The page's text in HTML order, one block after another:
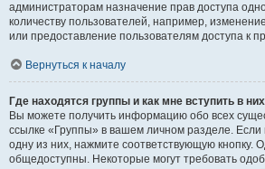
администраторам назначение прав доступа
количеству пользователей, например,
или предоставление пользователям доступа к
Вернуться к началу
Где находятся группы и как мне вступить в
Вы можете получить информацию обо всех
ссылке «Группы» в вашем личном разделе. Если
одну из них, нажмите соответствующую кнопку.
общедоступны. Некоторые могут требовать